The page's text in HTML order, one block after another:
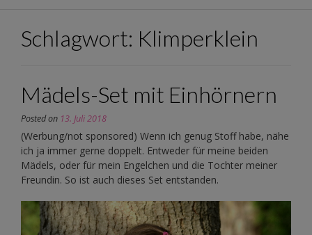
Schlagwort: Klimperklein
Mädels-Set mit Einhörnern
Posted on 13. Juli 2018
(Werbung/not sponsored) Wenn ich genug Stoff habe, nähe
ich ja immer gerne doppelt. Entweder für meine beiden
Mädels, oder für mein Engelchen und die Tochter meiner
Freundin. So ist auch dieses Set entstanden.